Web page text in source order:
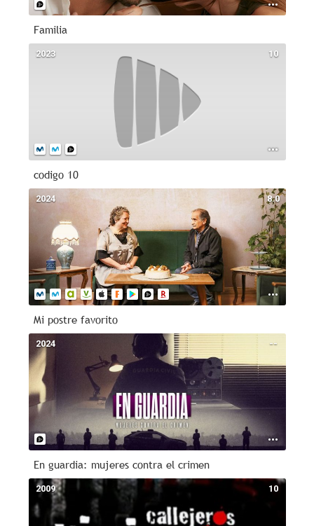
Familia
10
2023
codigo 10
8.0
2024
Mi postre favorito
--
2024
En guardia: mujeres contra el crimen
10
2009